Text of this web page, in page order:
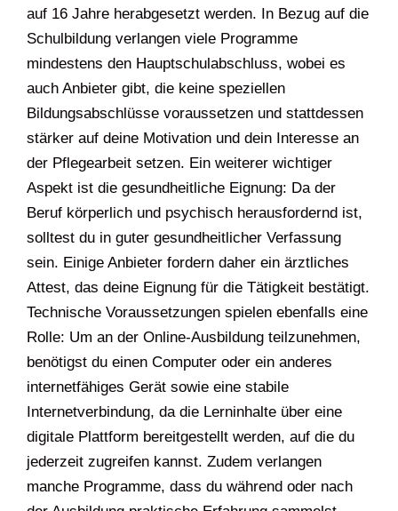
auf 16 Jahre herabgesetzt werden. In Bezug auf die
Schulbildung verlangen viele Programme
mindestens den Hauptschulabschluss, wobei es
auch Anbieter gibt, die keine speziellen
Bildungsabschlüsse voraussetzen und stattdessen
stärker auf deine Motivation und dein Interesse an
der Pflegearbeit setzen. Ein weiterer wichtiger
Aspekt ist die gesundheitliche Eignung: Da der
Beruf körperlich und psychisch herausfordernd ist,
solltest du in guter gesundheitlicher Verfassung
sein. Einige Anbieter fordern daher ein ärztliches
Attest, das deine Eignung für die Tätigkeit bestätigt.
Technische Voraussetzungen spielen ebenfalls eine
Rolle: Um an der Online-Ausbildung teilzunehmen,
benötigst du einen Computer oder ein anderes
internetfähiges Gerät sowie eine stabile
Internetverbindung, da die Lerninhalte über eine
digitale Plattform bereitgestellt werden, auf die du
jederzeit zugreifen kannst. Zudem verlangen
manche Programme, dass du während oder nach